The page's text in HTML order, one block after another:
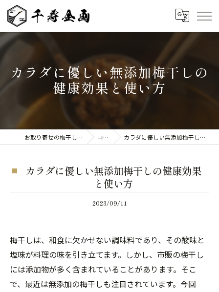
カラダに優しい無添加梅干しの
健康効果と使い方
お取り寄せの梅干しなら千寿企画 コラム カラダに優しい無添加梅干しの健康効果と使い方
カラダに優しい無添加梅干しの健康効果
と使い方
2023/09/11
梅干しは、和食に欠かせない調味料であり、その酸味と
塩味が料理の味を引き立てます。しかし、市販の梅干し
には添加物が多く含まれていることがあります。そこ
で、最近は無添加の梅干しも注目されています。今回